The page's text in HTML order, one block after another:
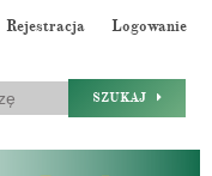
Rejestracja Logowanie
SZUKAJ